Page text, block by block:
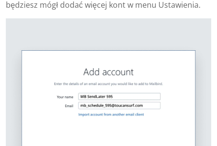
będziesz mógł dodać więcej kont w menu Ustawienia.